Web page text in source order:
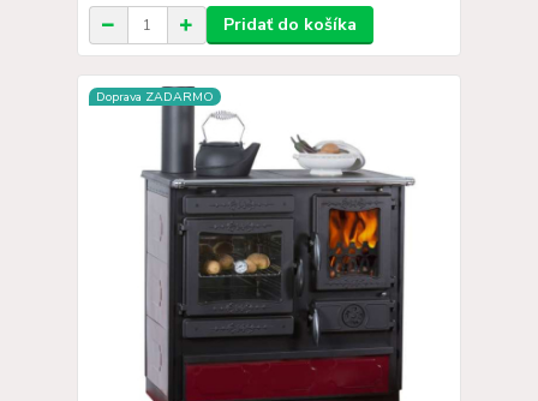
Pridať do košíka
Doprava ZADARMO